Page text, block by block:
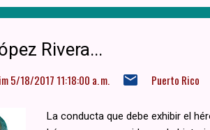
Rivera...
5/18/2017 11:18:00 a. m. Puerto Rico
La conducta que debe exhibir el